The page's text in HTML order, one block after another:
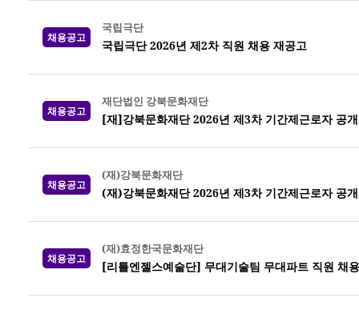
채용공고
국립극단
국립극단 2026년 제2차 직원 채용 재공고
채용공고
재단법인 강북문화재단
[재]강북문화재단 2026년 제3차 기간제근로자 공
채용공고
(재)강북문화재단
(재)강북문화재단 2026년 제3차 기간제근로자 공
채용공고
(재)효정한국문화재단
[리틀엔젤스예술단] 무대기술팀 무대파트 직원 채용